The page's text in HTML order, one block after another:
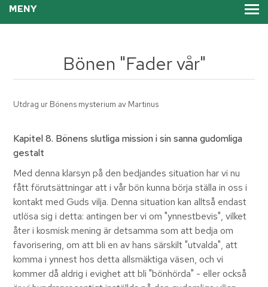
MENY
Bönen "Fader vår"
Utdrag ur Bönens mysterium av Martinus
Kapitel 8. Bönens slutliga mission i sin sanna gudomliga
gestalt
Med denna klarsyn på den bedjandes situation har vi nu
fått förutsättningar att i vår bön kunna börja ställa in oss i
kontakt med Guds vilja. Denna situation kan alltså endast
utlösa sig i detta: antingen ber vi om "ynnestbevis", vilket
åter i kosmisk mening är detsamma som att bedja om
favorisering, om att bli en av hans särskilt "utvalda", att
komma i ynnest hos detta allsmäktiga väsen, och vi
kommer då aldrig i evighet att bli "bönhörda" - eller också